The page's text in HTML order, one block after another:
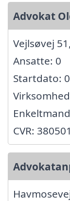
Advokat
Vejlsøvej
Ansatte: 0
Startdato:
CVR: